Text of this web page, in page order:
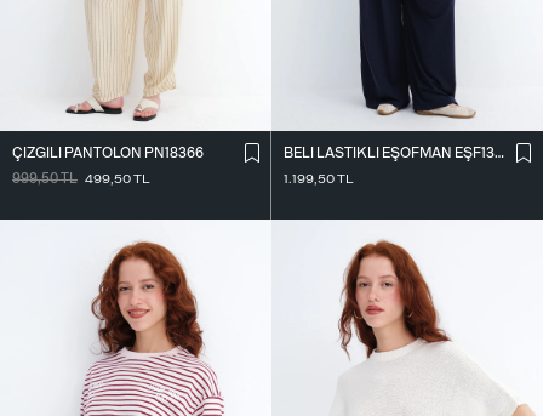
ÇIZGILI PANTOLON PN18366
999,50TL 499,50TL
BELI LASTIKLI EŞOFMAN EŞF13219
1.199,50TL